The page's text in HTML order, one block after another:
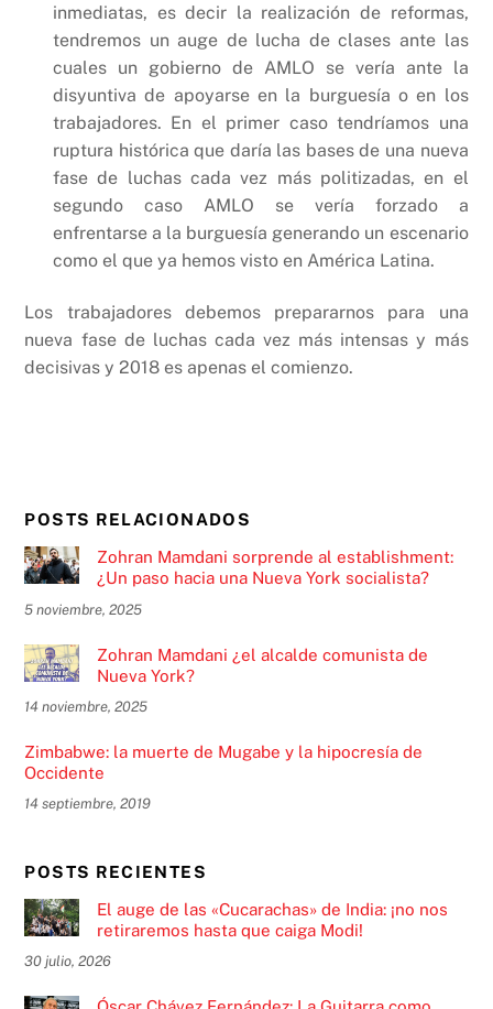
inmediatas, es decir la realización de reformas,
tendremos un auge de lucha de clases ante las
cuales un gobierno de AMLO se vería ante la
disyuntiva de apoyarse en la burguesía o en los
trabajadores. En el primer caso tendríamos una
ruptura histórica que daría las bases de una nueva
fase de luchas cada vez más politizadas, en el
segundo caso AMLO se vería forzado a
enfrentarse a la burguesía generando un escenario
como el que ya hemos visto en América Latina.
Los trabajadores debemos prepararnos para una
nueva fase de luchas cada vez más intensas y más
decisivas y 2018 es apenas el comienzo.
POSTS RELACIONADOS
Zohran Mamdani sorprende al establishment:
¿Un paso hacia una Nueva York socialista?
5 noviembre, 2025
Zohran Mamdani ¿el alcalde comunista de
Nueva York?
14 noviembre, 2025
Zimbabwe: la muerte de Mugabe y la hipocresía de
Occidente
14 septiembre, 2019
POSTS RECIENTES
El auge de las «Cucarachas» de India: ¡no nos
retiraremos hasta que caiga Modi!
30 julio, 2026